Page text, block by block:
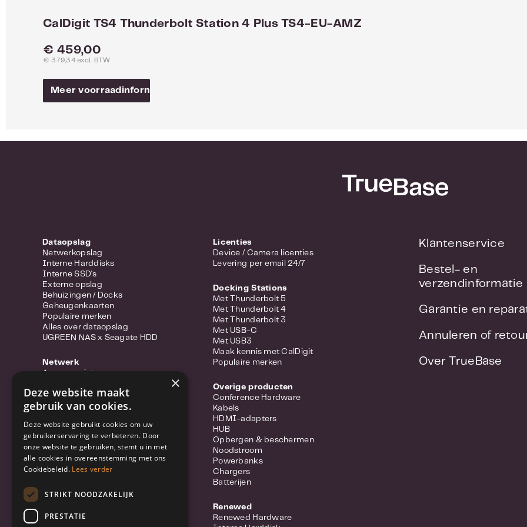
CalDigit TS4 Thunderbolt Station 4 Plus TS4-EU-AMZ
Normale prijs:
€ 459,00
€ 379,34 excl. BTW
Meer voorraadinformatie
Dataopslag
Netwerkopslag
Interne Harddisks
Interne SSD's
Externe opslag
Behuizingen / Docks
Geheugenkaarten
Populaire merken
Alles over dataopslag
UGREEN NAS x Seagate HDD
Netwerk
Access points
Power-over-ethernet
Range extenders
Converter
Switches
Wifi-adapters
Netwerkkabels
Netwerk accessoires
Beveiliging
Licenties
Device / Camera licenties
Levering per email 24/7
Docking Stations
Met Thunderbolt 5
Met Thunderbolt 4
Met Thunderbolt 3
Met USB-C
Met USB3
Maak kennis met CalDigit
Populaire merken
Overige producten
Conference Hardware
Kabels
HDMI-adapters
HUB
Opbergen & beschermen
Noodstroom
Powerbanks
Chargers
Batterijen
Renewed
Renewed Hardware
Klantenservice
Bestel- en
verzendinformatie
Garantie en
Annuleren of
Over TrueBase
×
Deze website maakt
gebruik van cookies.
Deze website gebruikt cookies om uw
gebruikerservaring te verbeteren. Door
onze website te gebruiken, stemt u in met
alle cookies in overeenstemming met ons
Cookiebeleid. Lees verder
STRIKT NOODZAKELIJK
PRESTATIE